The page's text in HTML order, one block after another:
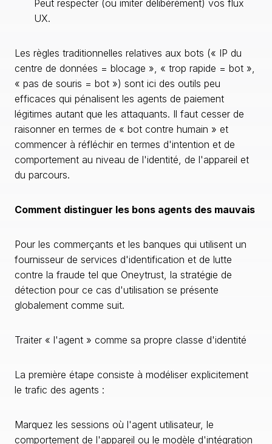
Peut respecter (ou imiter délibérément) vos flux
UX.
Les règles traditionnelles relatives aux bots (« IP du
centre de données = blocage », « trop rapide = bot »,
« pas de souris = bot ») sont ici des outils peu
efficaces qui pénalisent les agents de paiement
légitimes autant que les attaquants. Il faut cesser de
raisonner en termes de « bot contre humain » et
commencer à réfléchir en termes d'intention et de
comportement au niveau de l'identité, de l'appareil et
du parcours.
Comment distinguer les bons agents des mauvais
Pour les commerçants et les banques qui utilisent un
fournisseur de services d'identification et de lutte
contre la fraude tel que Oneytrust, la stratégie de
détection pour ce cas d'utilisation se présente
globalement comme suit.
Traiter « l'agent » comme sa propre classe d'identité
La première étape consiste à modéliser explicitement
le trafic des agents :
Marquez les sessions où l'agent utilisateur, le
comportement de l'appareil ou le modèle d'intégration